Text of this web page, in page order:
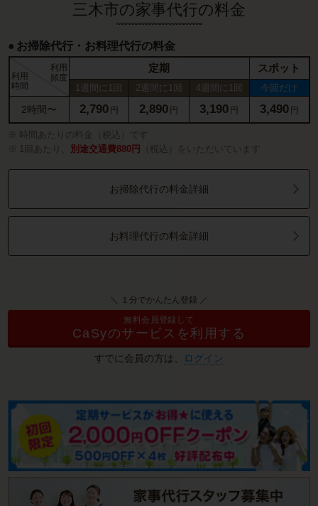
三木市の家事代行の料金
お掃除代行・お料理代行の料金
利用
時間
利用
頻度
定期 スポット
1週間に1回 2週間に1回 4週間に1回 今回だけ
2時間〜 2,790 円 2,890 円 3,190 円 3,490 円
時間あたりの料金（税込）です
1回あたり、
別途交通費880円 （税込）をいただいています
お掃除代行の料金詳細
お料理代行の料金詳細
＼ １分でかんたん登録 ／
無料会員登録して
CaSyのサービスを利用する
すでに会員の方は、 ログイン